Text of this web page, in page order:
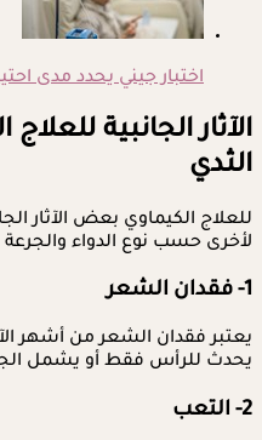
اختبار جيني يحدد مدى
الآثار الجانبية
الثدي
للعلاج الكيماوي بعض الآثار
لأخرى حسب نوع الدواء والجرعة
1- فقدان الشعر
يعتبر فقدان الشعر من أشهر
يحدث للرأس فقط أو يشمل
2- التعب